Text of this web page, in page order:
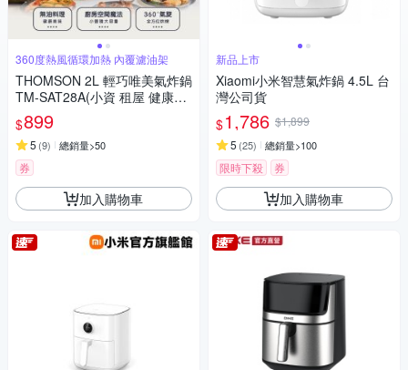
360度熱風循環加熱 內覆濾油架
THOMSON 2L 輕巧唯美氣炸鍋
TM-SAT28A(小資 租屋 健康餐
送禮 濾油架 不沾鍋 安全斷電)
$899
5 (9) 總銷量>50
券
加入購物車
新品上市
Xiaomi小米智慧氣炸鍋 4.5L 台
灣公司貨
$1,786 $1,899
5 (25) 總銷量>100
限時下殺 券
加入購物車